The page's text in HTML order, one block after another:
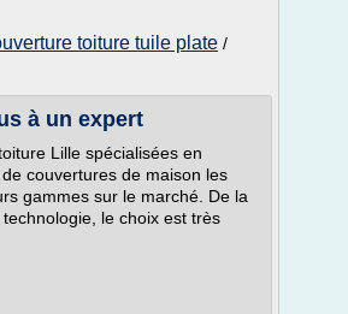
toiture tuile plate /
à un expert
Lille spécialisées en
couvertures de maison les
gammes sur le marché. De la
le choix est très